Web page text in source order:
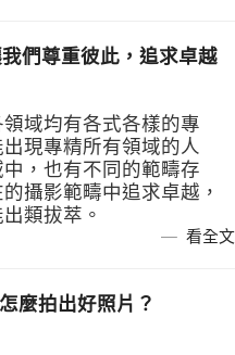
們尊重彼此，追求卓越
域均有各式各樣的專
現專精所有領域的人
中，也有不同的範疇存
攝影範疇中追求卓越，
類拔萃。
看全文
麼拍出好照片？